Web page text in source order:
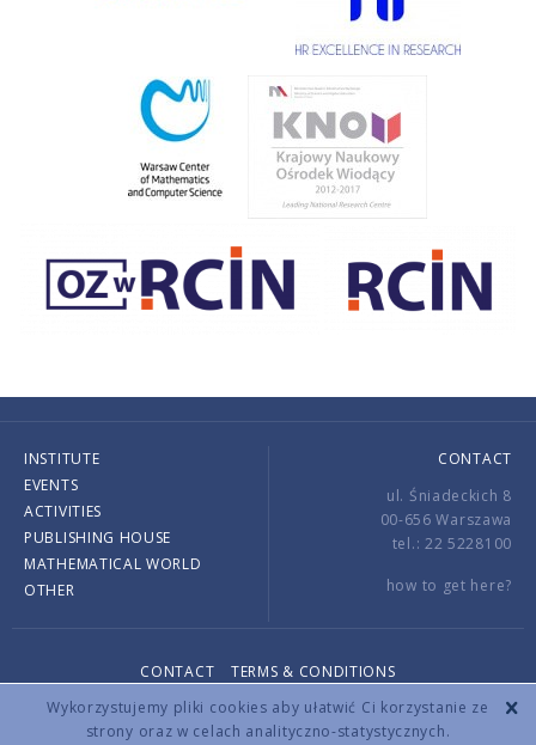
Wykorzystujemy pliki cookies aby ułatwić Ci korzystanie ze
strony oraz w celach analityczno-statystycznych.
INSTITUTE
EVENTS
ACTIVITIES
PUBLISHING HOUSE
MATHEMATICAL WORLD
OTHER
CONTACT
ul. Śniadeckich 8
00-656 Warszawa
tel.: 22 5228100
how to get here?
CONTACT
TERMS & CONDITIONS
Copyright © 2026 by IMPAN. All rights reserved.